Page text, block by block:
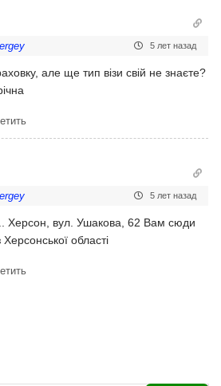
5 лет назад
але ще тип візи свій не знаєте?
5 лет назад
Херсон, вул. Ушакова, 62 Вам сюди
області